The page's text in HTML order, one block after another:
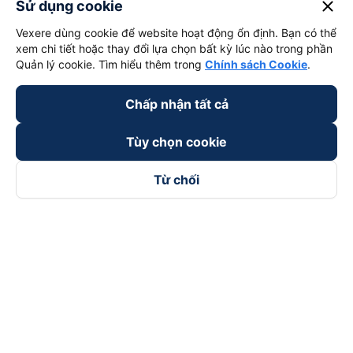
Sử dụng cookie close
Vexere dùng cookie để website hoạt động ổn định. Bạn có thể
xem chi tiết hoặc thay đổi lựa chọn bất kỳ lúc nào trong phần
Quản lý cookie. Tìm hiểu thêm trong Chính sách Cookie.
Chấp nhận tất cả
Tùy chọn cookie
Từ chối